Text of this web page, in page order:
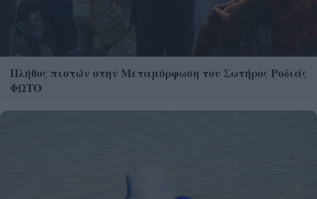
Πλήθος πιστών στην Μεταμόρφωση του Σωτήρος Ροδιάς
ΦΩΤΟ